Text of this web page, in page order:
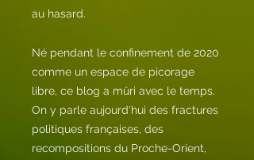
au hasard.
Né pendant le confinement de 2020
comme un espace de picorage
libre, ce blog a mûri avec le temps.
On y parle aujourd'hui des fractures
politiques françaises, des
recompositions du Proche-Orient,